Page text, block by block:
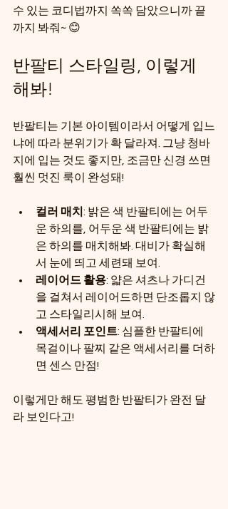
수 있는 코디법까지 쏙쏙 담았으니까 끝
까지 봐줘~ 😊
반팔티 스타일링, 이렇게
해봐!
반팔티는 기본 아이템이라서 어떻게 입느
냐에 따라 분위기가 확 달라져. 그냥 청바
지에 입는 것도 좋지만, 조금만 신경 쓰면
훨씬 멋진 룩이 완성돼!
컬러 매치 : 밝은 색 반팔티에는 어두
운 하의를, 어두운 색 반팔티에는 밝
은 하의를 매치해봐. 대비가 확실해
서 눈에 띄고 세련돼 보여.
레이어드 활용: 얇은 셔츠나 가디건
을 걸쳐서 레이어드하면 단조롭지 않
고 스타일리시해 보여.
액세서리 포인트: 심플한 반팔티에
목걸이나 팔찌 같은 액세서리를 더하
면 센스 만점!
이렇게만 해도 평범한 반팔티가 완전 달
라 보인다고!